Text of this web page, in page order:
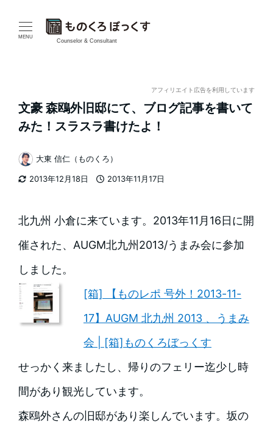
MENU
Counselor & Consultant
アフィリエイト広告を利用しています
文豪 森鴎外旧邸にて、ブログ記事を書いて
みた！スラスラ書けたよ！
2013年12月18日
2013年11月17日
著
者
大東 信仁（ものくろ）
北九州 小倉に来ています。2013年11月16日に開
催された、AUGM北九州2013/うまみ会に参加
しました。
[箱] 【ものレポ 号外！2013-11-
17】AUGM 北九州 2013 、うまみ
会 | [箱]ものくろぼっくす
せっかく来ましたし、帰りのフェリー迄少し時
間があり観光しています。
森鴎外さんの旧邸があり楽しんでいます。坂の